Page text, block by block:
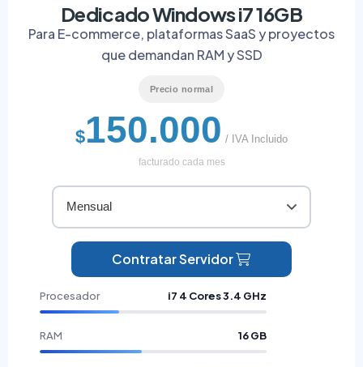
Dedicado Windows i7 16GB
Para E-commerce, plataformas SaaS y proyectos
que demandan RAM y SSD
Precio normal
$150.000 / IVA Incluido
facturado cada mes
Mensual
Contratar Servidor
Procesador i7 4 Cores 3.4 GHz
RAM 16 GB